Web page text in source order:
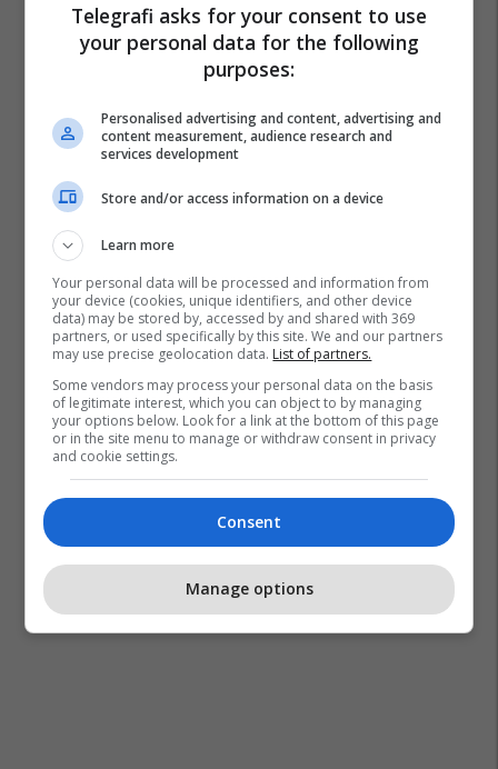
Telegrafi asks for your consent to use
your personal data for the following
purposes:
Personalised advertising and content, advertising and
content measurement, audience research and
services development
Store and/or access information on a device
Learn more
Your personal data will be processed and information from
your device (cookies, unique identifiers, and other device
data) may be stored by, accessed by and shared with 369
partners, or used specifically by this site. We and our partners
may use precise geolocation data. List of partners.
Some vendors may process your personal data on the basis
of legitimate interest, which you can object to by managing
your options below. Look for a link at the bottom of this page
or in the site menu to manage or withdraw consent in privacy
and cookie settings.
Consent
Manage options